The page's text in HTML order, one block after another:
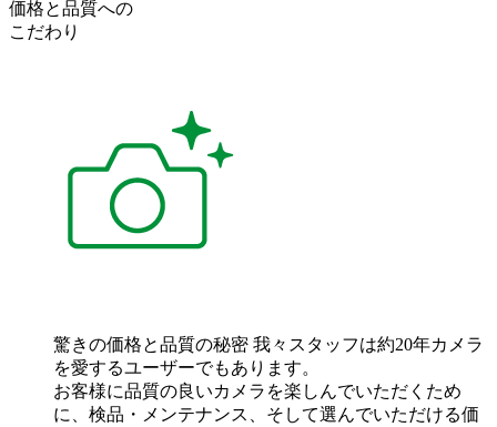
価格と品質への
こだわり
驚きの価格と品質の秘密 我々スタッフは約20年カメラ
を愛するユーザーでもあります。
お客様に品質の良いカメラを楽しんでいただくため
に、検品・メンテナンス、そして選んでいただける価